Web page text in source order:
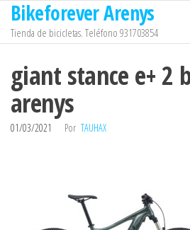
Saltar
contenido
Bikeforever Arenys
Tienda de bicicletas. Teléfono 931703854
giant stance e+ 2
arenys
01/03/2021 Por TAUHAX